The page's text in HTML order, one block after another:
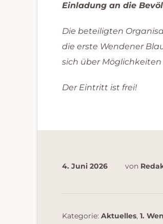
Einladung an die
Die beteiligten
die erste Wendener
sich über
Der Eintritt ist frei!
4. Juni 2026 von
Kategorie: Aktuelles, 1.